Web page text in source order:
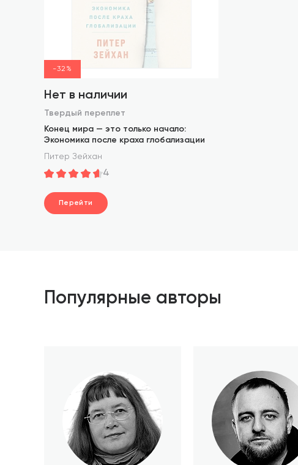
-32%
Нет в наличии
Твердый переплет
Конец мира — это только начало:
Экономика после краха глобализации
Питер Зейхан
4
Перейти
Популярные авторы